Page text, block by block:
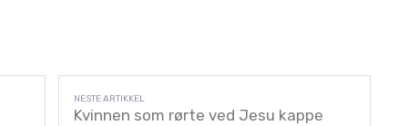
Kvinnen som rørte ved Jesu kappe